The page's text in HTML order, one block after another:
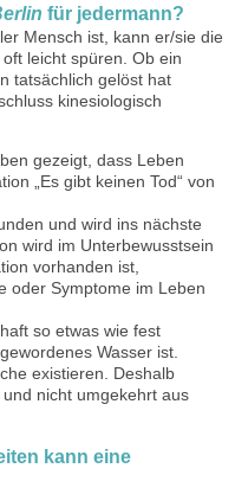
für jedermann?
Mensch ist, kann er/sie die
leicht spüren. Ob ein
tatsächlich gelöst hat
kinesiologisch
gezeigt, dass Leben
„Es gibt keinen Tod“ von
und wird ins nächste
wird im Unterbewusstsein
vorhanden ist,
oder Symptome im Leben
so etwas wie fest
Wasser ist.
existieren. Deshalb
nicht umgekehrt aus
kann eine